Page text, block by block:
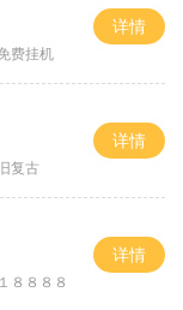
费挂机
详情
复古
详情
８８８８
详情